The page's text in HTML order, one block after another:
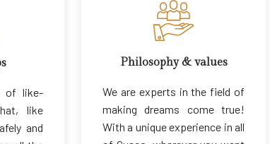
of like-
like
and
Philosophy & values
We are experts in the field of
making dreams come true!
With a unique experience in all